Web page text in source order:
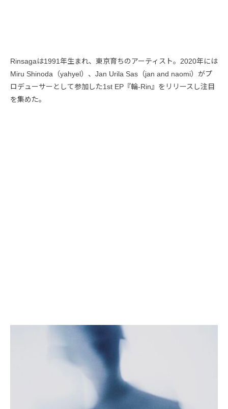
Rinsagaは1991年生まれ、東京育ちのアーティスト。2020年には
Miru Shinoda（yahyel）、Jan Urila Sas（jan and naomi）がプ
ロデューサーとして参加した1st EP『輪-Rin』をリリースし注目
を集めた。